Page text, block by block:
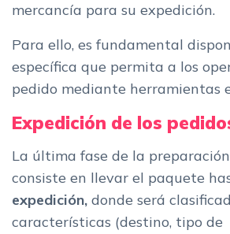
mercancía para su expedición.
Para ello, es fundamental
específica que permita a los
pedido mediante herramientas
Expedición de los
La última fase de la
consiste en llevar el paquete
expedición, donde será
características (destino, tipo de